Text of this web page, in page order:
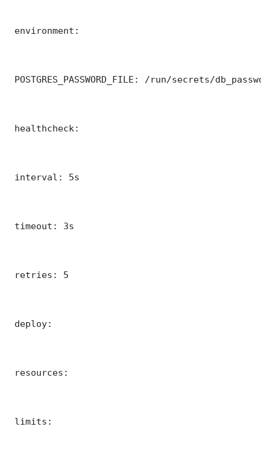
environment:
POSTGRES_PASSWORD_FILE: /run/secrets/
healthcheck:
interval: 5s
timeout: 3s
retries: 5
deploy:
resources:
limits: